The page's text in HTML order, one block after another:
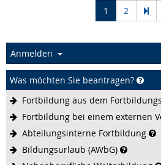
1 (current)
2
Anmelden
Was möchten Sie beantragen?
Fortbildung aus dem
Fortbildung bei einem externen
Abteilungsinterne Fortbildung
Bildungsurlaub (AWbG)